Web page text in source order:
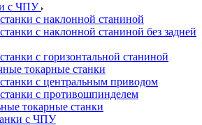
с ЧПУ
с наклонной станиной
с наклонной станиной без задней
с горизонтальной станиной
токарные станки
с центральным приводом
с противошпинделем
токарные станки